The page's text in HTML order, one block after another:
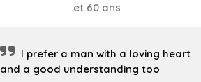
et 60 ans
l prefer a man with a loving heart
and a good understanding too